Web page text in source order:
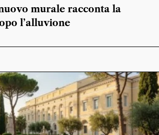
murale racconta la
l’alluvione